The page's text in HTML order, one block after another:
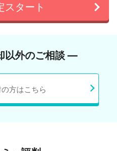
スタート
以外のご相談 ―
方はこちら